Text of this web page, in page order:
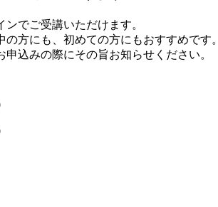
でご受講いただけます。
方にも、初めての方にもおすすめです。
込みの際にその旨お知らせください。